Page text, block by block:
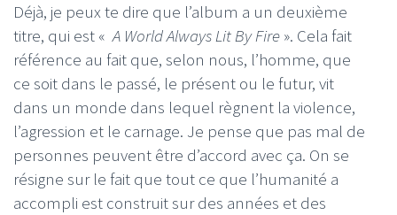
Déjà, je peux te dire que l’album a un deuxième
titre, qui est «A World Always Lit By Fire ». Cela fait
référence au fait que, selon nous, l’homme, que
ce soit dans le passé, le présent ou le futur, vit
dans un monde dans lequel règnent la violence,
l’agression et le carnage. Je pense que pas mal de
personnes peuvent être d’accord avec ça. On se
résigne sur le fait que tout ce que l’humanité a
accompli est construit sur des années et des